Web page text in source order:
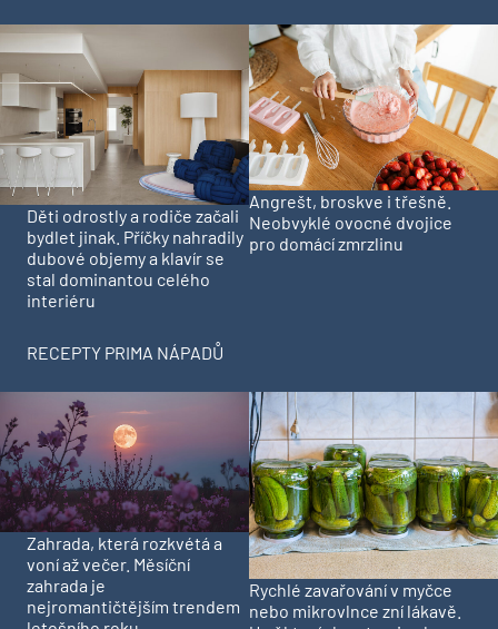
Děti odrostly a rodiče začali
bydlet jinak. Příčky nahradily
dubové objemy a klavír se
stal dominantou celého
interiéru
Angrešt, broskve i třešně.
Neobvyklé ovocné dvojice
pro domácí zmrzlinu
RECEPTY PRIMA NÁPADŮ
Zahrada, která rozkvétá a
voní až večer. Měsíční
zahrada je
nejromantičtějším trendem
Rychlé zavařování v myčce
nebo mikrovlnce zní lákavě.